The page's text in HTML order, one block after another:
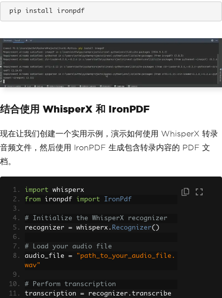
pip install ironpdf
结合使用 WhisperX 和 IronPDF
现在让我们创建一个实用示例，演示如何使用 WhisperX 转录
音频文件，然后使用 IronPDF 生成包含转录内容的 PDF 文
档。
import whisperx
from ironpdf import IronPdf
# Initialize the WhisperX recognizer
recognizer = whisperx . Recognizer()
# Load your audio file
audio_file =
"path_to_your_audio_file.
wav"
# Perform transcription
transcription = recognizer . transcribe